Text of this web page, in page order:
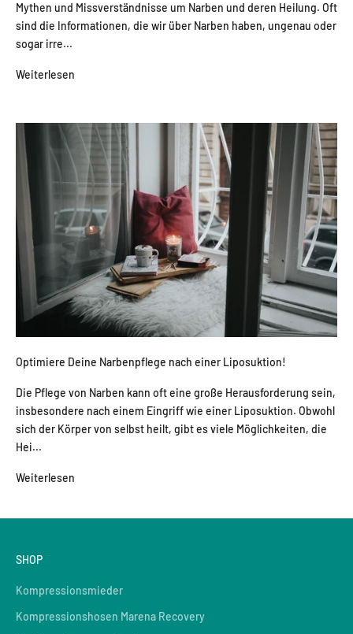
Mythen und Missverständnisse um Narben und deren Heilung. Oft
sind die Informationen, die wir über Narben haben, ungenau oder
sogar irre...
Weiterlesen
Optimiere Deine Narbenpflege nach einer Liposuktion!
Die Pflege von Narben kann oft eine große Herausforderung sein,
insbesondere nach einem Eingriff wie einer Liposuktion. Obwohl
sich der Körper von selbst heilt, gibt es viele Möglichkeiten, die
Hei...
Weiterlesen
SHOP
Kompressionsmieder
Kompressionshosen Marena Recovery